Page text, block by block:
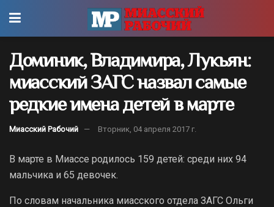
Доминик, Владимира, Лукьян:
миасский ЗАГС назвал самые
редкие имена детей в марте
Миасский Рабочий Вторник, 04 апреля 2017 г.
В марте в Миассе родилось 159 детей: среди них 94
мальчика и 65 девочек.
По словам начальника миасского отдела ЗАГС Ольги